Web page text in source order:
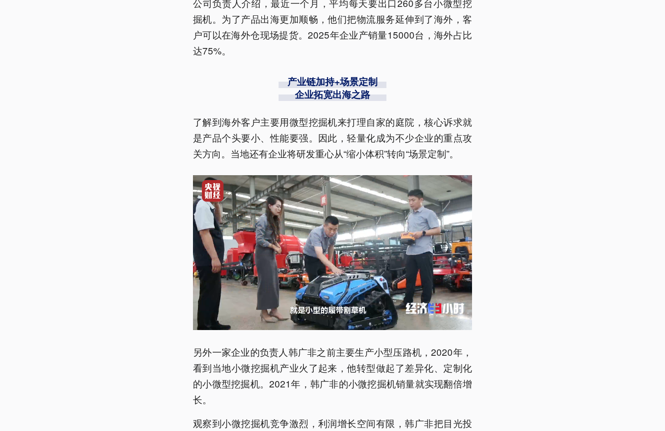
掘机。为了产品出海更加顺畅，他们把物流服务延伸到了海外，客
户可以在海外仓现场提货。2025年企业产销量15000台，海外占比
达75%。
产业链加持+场景定制
企业拓宽出海之路
了解到海外客户主要用微型挖掘机来打理自家的庭院，核心诉求就
是产品个头要小、性能要强。因此，轻量化成为不少企业的重点攻
关方向。当地还有企业将研发重心从“缩小体积”转向“场景定制”。
另外一家企业的负责人韩广非之前主要生产小型压路机，2020年，
看到当地小微挖掘机产业火了起来，他转型做起了差异化、定制化
的小微型挖掘机。2021年，韩广非的小微挖掘机销量就实现翻倍增
长。
观察到小微挖掘机竞争激烈，利润增长空间有限，韩广非把目光投